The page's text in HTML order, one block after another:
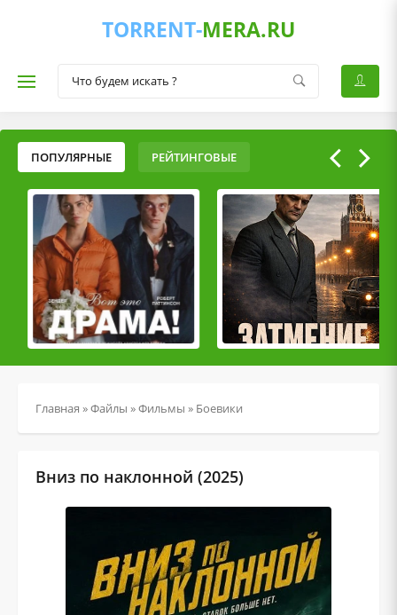
TORRENT-MERA.RU
ПОПУЛЯРНЫЕ РЕЙТИНГОВЫЕ
Главная »Файлы »Фильмы » Боевики
Вниз по наклонной (2025)